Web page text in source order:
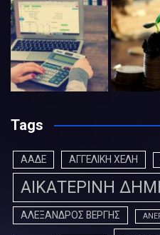
Tags
ΑΑΔΕ ΑΓΓΕΛΙΚΗ ΧΕΛΗ
ΑΙΚΑΤΕΡΙΝΗ
ΑΛΕΞΑΝΔΡΟΣ ΒΕΡΓΗΣ